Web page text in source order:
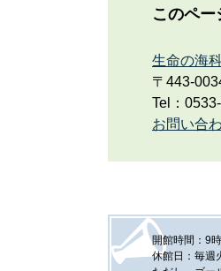
このペ
生命の海
〒443-
Tel：
お問い合
開館時間：9
休館日：毎週